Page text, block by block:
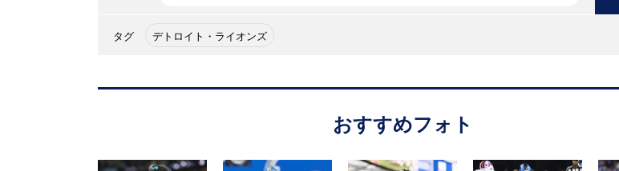
タグ デトロイト・ライオンズ
おすすめフォト